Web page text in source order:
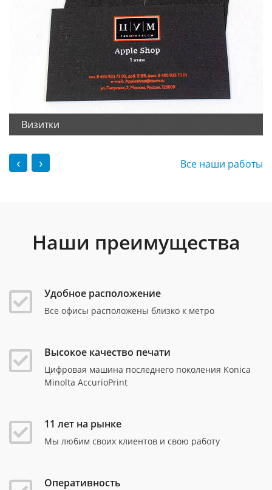
Визитки
‹ › Все наши работы
Наши преимущества
Удобное расположение
Все офисы расположены близко к метро
Высокое качество печати
Цифровая машина последнего поколения Konica
Minolta AccurioPrint
11 лет на рынке
Мы любим своих клиентов и свою работу
Оперативность